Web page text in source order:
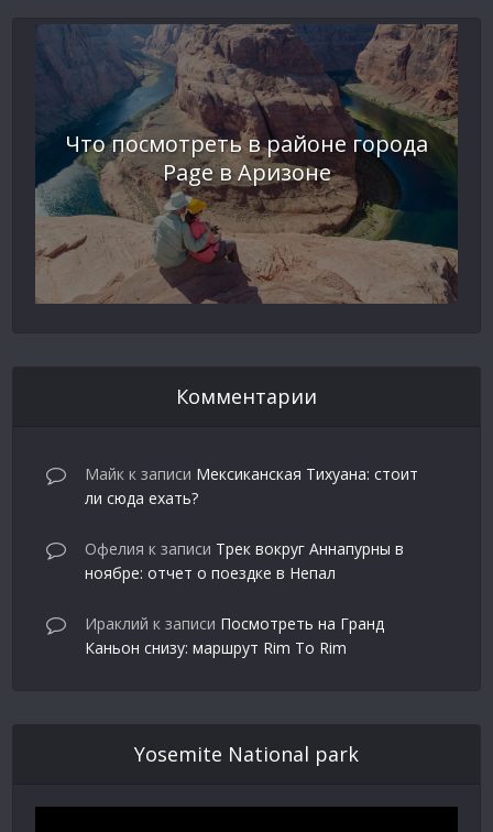
Что посмотреть в районе города
Page в Аризоне
Комментарии
Майк к записи Мексиканская Тихуана: стоит
ли сюда ехать?
Офелия к записи Трек вокруг Аннапурны в
ноябре: отчет о поездке в Непал
Ираклий к записи Посмотреть на Гранд
Каньон снизу: маршрут Rim To Rim
Yosemite National park